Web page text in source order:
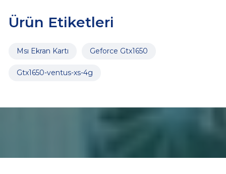
Ürün Etiketleri
Msı Ekran Kartı Geforce Gtx1650
Gtx1650-ventus-xs-4g